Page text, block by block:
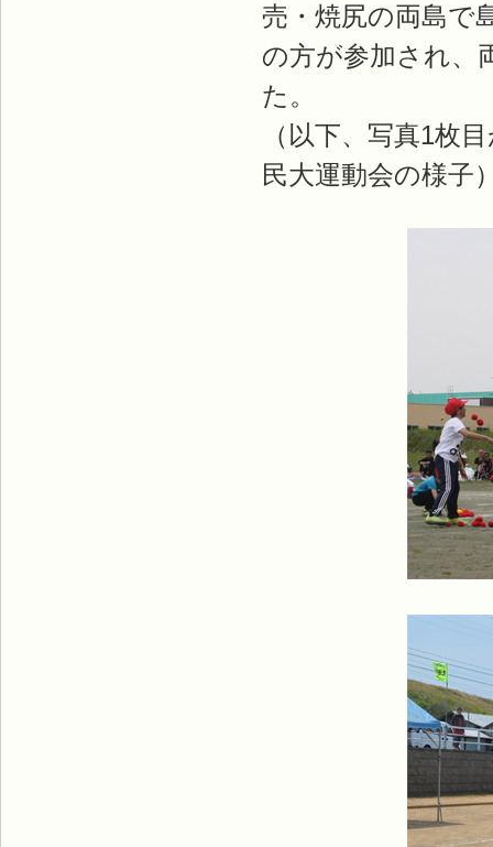
売・焼尻の両島で
の方が参加され、
た。
（以下、写真1枚
民大運動会の様子